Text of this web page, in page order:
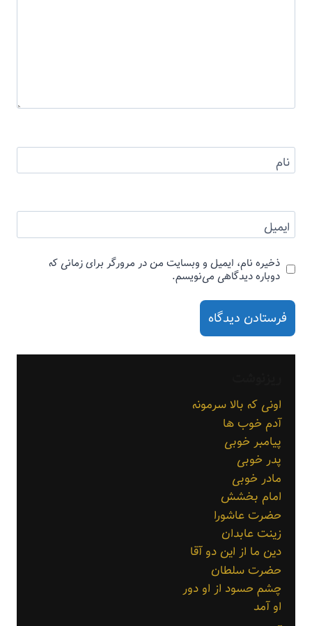
نام
ایمیل
ذخیره نام، ایمیل و وبسایت من در مرورگر برای زمانی که
دوباره دیدگاهی می‌نویسم.
اونی که بالا سرمونه
آدم خوب ها
پیامبر خوبی
پدر خوبی
مادر خوبی
امام بخشش
حضرت عاشورا
زینت عابدان
دین ما از این دو آقا
حضرت سلطان
چشم حسود از او دور
او آمد